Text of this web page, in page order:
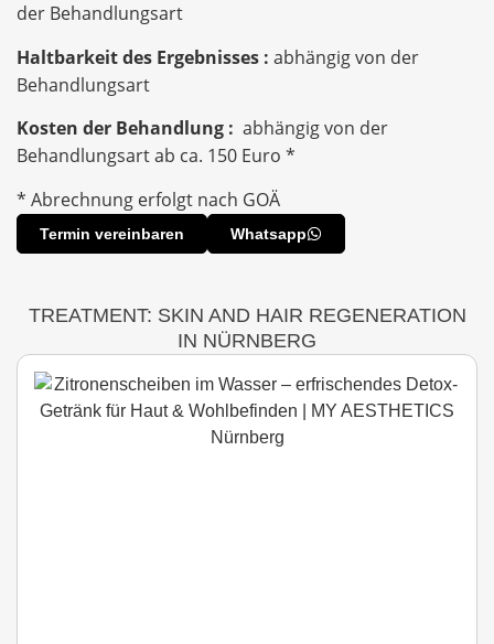
der Behandlungsart
Haltbarkeit des Ergebnisses : abhängig von der
Behandlungsart
Kosten der Behandlung : abhängig von der
Behandlungsart ab ca. 150 Euro *
* Abrechnung erfolgt nach GOÄ
Termin vereinbaren Whatsapp
TREATMENT: SKIN AND HAIR REGENERATION
IN NÜRNBERG